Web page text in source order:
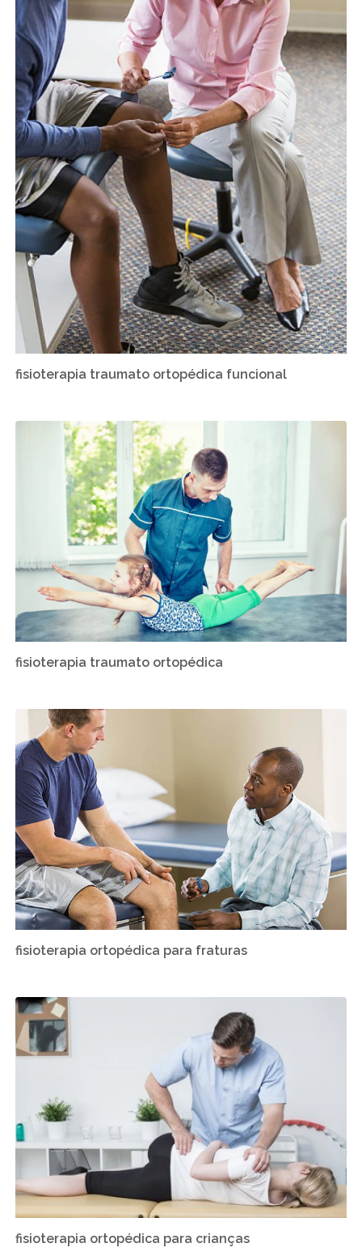
fisioterapia traumato ortopédica funcional
fisioterapia traumato ortopédica
fisioterapia ortopédica para fraturas
fisioterapia ortopédica para crianças